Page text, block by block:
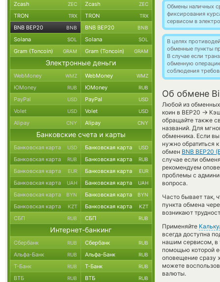
Обмены наличных
фиксирования
сервисом в
В целях
обменные пункты
В случае если
обменную
соблюдения
Об обмене
Любой из обменных
коин в BEP20 →
обращайте также
названий. Для
обменника. Если
нужно обратиться
обмен BNB BEP20
случае если
рекомендуем
проблемы с
вопроса.
Часто бывает так,
пункта обмена
возникают
Применяйте
всегда доступна
нашим сервисом, в
помощью которой
оповещение сразу
можете
валюты.
Zcash ZEC Zcash ZEC
TRON TRX TRON TRX
BNB BEP20 BNB BNB BEP20 BNB
Solana SOL Solana SOL
Gram (Toncoin) GRAM Gram (Toncoin) GRAM
Электронные деньги
WebMoney WMZ WebMoney WMZ
ЮMoney RUB ЮMoney RUB
PayPal USD PayPal USD
Volet USD Volet USD
Alipay CNY Alipay CNY
Банковские счета и карты
Банковская карта USD Банковская карта USD
Банковская карта RUB Банковская карта RUB
Банковская карта EUR Банковская карта EUR
Банковская карта UAH Банковская карта UAH
Банковская карта BYN Банковская карта BYN
Банковская карта KZT Банковская карта KZT
СБП RUB СБП RUB
Интернет-банкинг
Сбербанк RUB Сбербанк RUB
Альфа-Банк RUB Альфа-Банк RUB
Т-Банк RUB Т-Банк RUB
ВТБ RUB ВТБ RUB